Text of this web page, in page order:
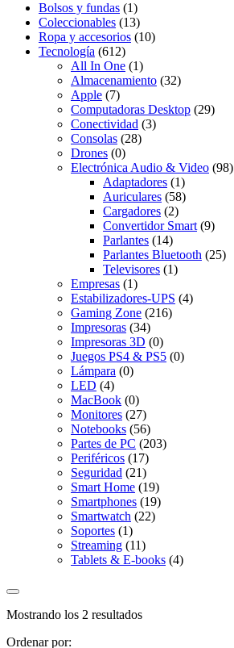
Bolsos y fundas (1)
Coleccionables (13)
Ropa y accesorios (10)
Tecnología (612)
All In One (1)
Almacenamiento (32)
Apple (7)
Computadoras Desktop (29)
Conectividad (3)
Consolas (28)
Drones (0)
Electrónica Audio & Video (98)
Adaptadores (1)
Auriculares (58)
Cargadores (2)
Convertidor Smart (9)
Parlantes (14)
Parlantes Bluetooth (25)
Televisores (1)
Empresas (1)
Estabilizadores-UPS (4)
Gaming Zone (216)
Impresoras (34)
Impresoras 3D (0)
Juegos PS4 & PS5 (0)
Lámpara (0)
LED (4)
MacBook (0)
Monitores (27)
Notebooks (56)
Partes de PC (203)
Periféricos (17)
Seguridad (21)
Smart Home (19)
Smartphones (19)
Smartwatch (22)
Soportes (1)
Streaming (11)
Tablets & E-books (4)
Mostrando los 2 resultados
Ordenar por: